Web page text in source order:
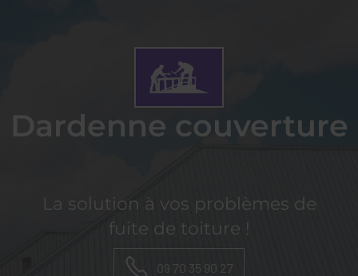
Dardenne couverture
La solution à vos problèmes de
fuite de toiture !
09 70 35 90 27